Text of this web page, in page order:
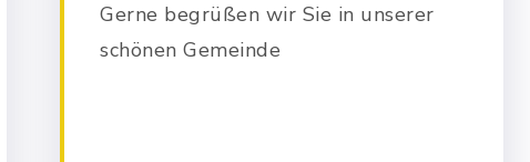
Gerne begrüßen wir Sie in unserer
schönen Gemeinde